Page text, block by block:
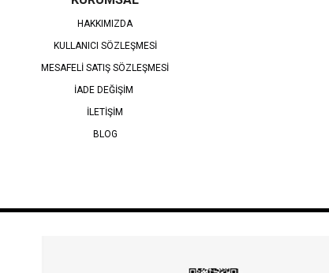
HAKKIMIZDA
KULLANICI SÖZLEŞMESİ
MESAFELİ SATIŞ SÖZLEŞMESİ
İADE DEĞİŞİM
İLETİŞİM
BLOG